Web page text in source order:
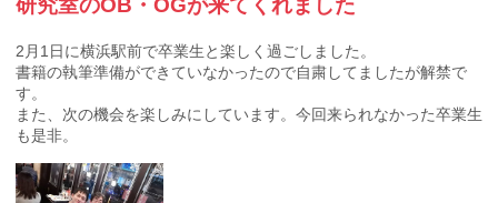
研究室のOB・OGが来てくれました
2月1日に横浜駅前で卒業生と楽しく過ごしました。
書籍の執筆準備ができていなかったので自粛してましたが解禁で
す。
また、次の機会を楽しみにしています。今回来られなかった卒業生
も是非。